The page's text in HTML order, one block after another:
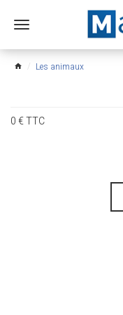
Ouvrir
menu
home Les animaux
0€TTC